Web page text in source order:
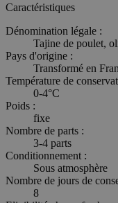
Caractéristiques
Dénomination légale :
Tajine de poulet,
Pays d'origine :
Transformé en
Température de
0-4°C
Poids :
fixe
Nombre de parts :
3-4 parts
Conditionnement :
Sous atmosphère
Nombre de jours de
8